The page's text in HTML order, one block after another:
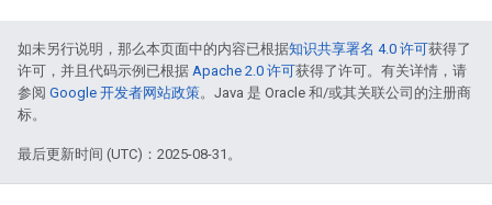
如未另行说明，那么本页面中的内容已根据知识共享署名 4.0 许可获得了
许可，并且代码示例已根据 Apache 2.0 许可获得了许可。有关详情，请
参阅 Google 开发者网站政策。Java 是 Oracle 和/或其关联公司的注册商
标。
最后更新时间 (UTC)：2025-08-31。